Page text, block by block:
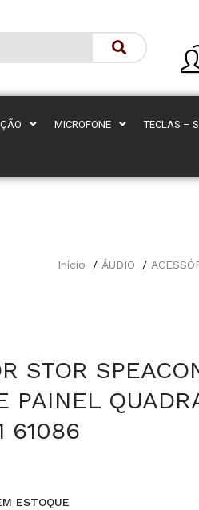
MICROFONE TECLAS –
Início ÁUDIO
STOR
PAINEL
61086
ESTOQUE